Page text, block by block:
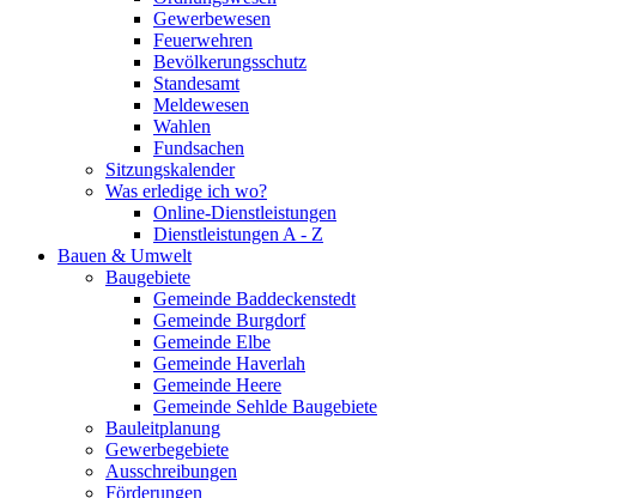
Gewerbewesen
Feuerwehren
Bevölkerungsschutz
Standesamt
Meldewesen
Wahlen
Fundsachen
Sitzungskalender
Was erledige ich wo?
Online-Dienstleistungen
Dienstleistungen A - Z
Bauen & Umwelt
Baugebiete
Gemeinde Baddeckenstedt
Gemeinde Burgdorf
Gemeinde Elbe
Gemeinde Haverlah
Gemeinde Heere
Gemeinde Sehlde Baugebiete
Bauleitplanung
Gewerbegebiete
Ausschreibungen
Förderungen